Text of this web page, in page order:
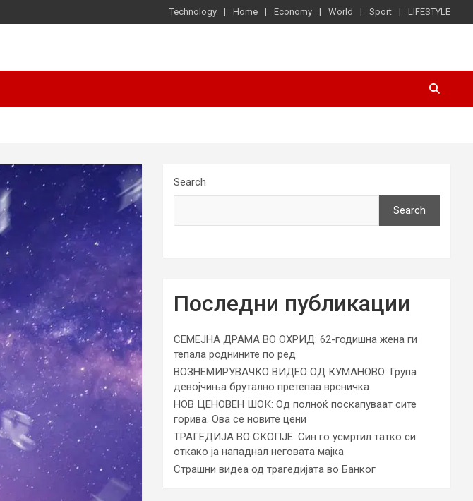
Technology Home Economy World Sport LIFESTYLE
Search
Search
Последни публикации
СЕМЕЈНА ДРАМА ВО ОХРИД: 62-годишна жена ги
тепала роднините по ред
ВОЗНЕМИРУВАЧКО ВИДЕО ОД КУМАНОВО: Група
девојчиња брутално претепаа врсничка
НОВ ЦЕНОВЕН ШОК: Од полноќ поскапуваат сите
горива. Ова се новите цени
ТРАГЕДИЈА ВО СКОПЈЕ: Син го усмртил татко си
откако ја нападнал неговата мајка
Страшни видеа од трагедијата во Банког